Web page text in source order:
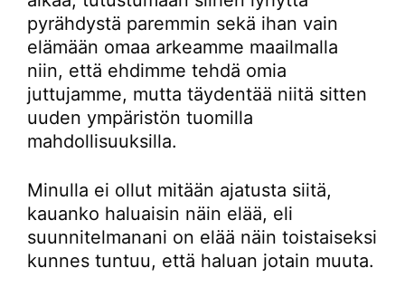
pyrähdystä paremmin sekä ihan vain
elämään omaa arkeamme maailmalla
niin, että ehdimme tehdä omia
juttujamme, mutta täydentää niitä sitten
uuden ympäristön tuomilla
mahdollisuuksilla.
Minulla ei ollut mitään ajatusta siitä,
kauanko haluaisin näin elää, eli
suunnitelmanani on elää näin toistaiseksi
kunnes tuntuu, että haluan jotain muuta.